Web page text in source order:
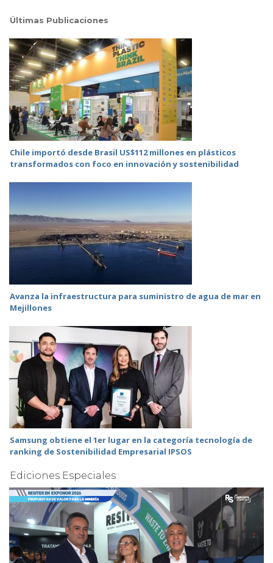
Últimas Publicaciones
Chile importó desde Brasil US$112 millones en plásticos
transformados con foco en innovación y sostenibilidad
Avanza la infraestructura para suministro de agua de mar en
Mejillones
Samsung obtiene el 1er lugar en la categoría tecnología de
ranking de Sostenibilidad Empresarial IPSOS
Ediciones Especiales